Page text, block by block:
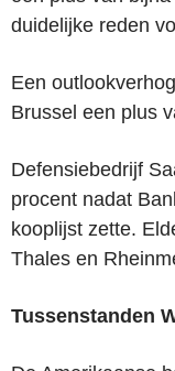
duidelijke reden
Een
Brussel een plus
Defensiebedrijf
procent nadat
kooplijst zette.
Thales en
Tussenstanden